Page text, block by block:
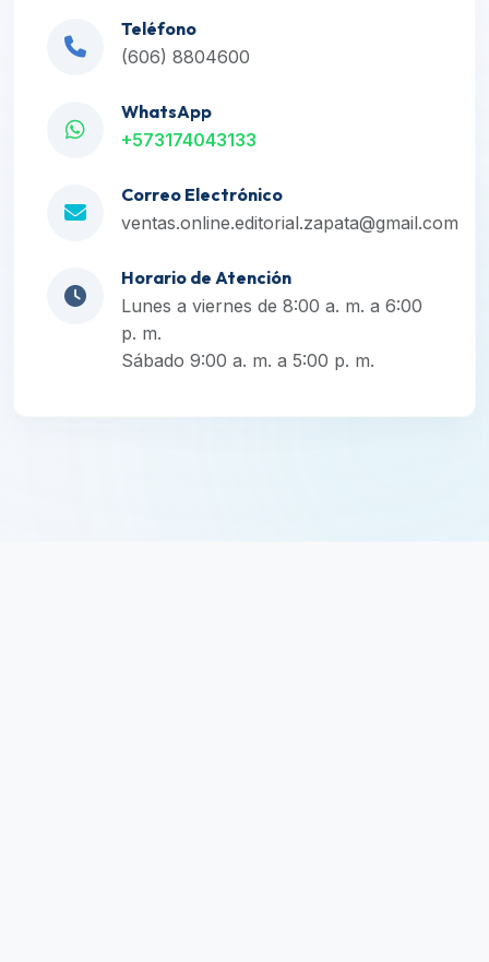
Teléfono
(606) 8804600
WhatsApp
+573174043133
Correo Electrónico
ventas.online.editorial.zapata@gmail.com
Horario de Atención
Lunes a viernes de 8:00 a. m. a 6:00
p. m.
Sábado 9:00 a. m. a 5:00 p. m.